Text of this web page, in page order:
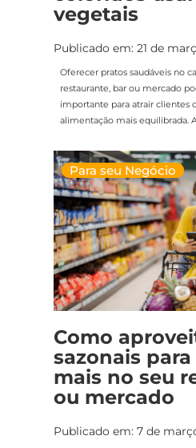
vegetais
Publicado em: 21 de
Oferecer pratos saudáveis no
restaurante, bar ou mercado
importante para atrair clientes
alimentação mais equilibrada.
Para seu Negócio
Como
sazonais
mais no seu
ou mercado
Publicado em: 7 de